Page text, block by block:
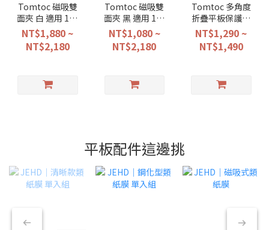
Tomtoc 磁吸雙
面夾 白 適用 11"
iPad Air / 10.9"
iPad Air / 11"
iPad Pro
NT$1,880 ~
NT$2,180
Tomtoc 磁吸雙
面夾 黑 適用 11"
iPad Air / 10.9"
iPad Air / 11"
iPad Pro
NT$1,080 ~
NT$2,180
Tomtoc 多角度
折疊平板保護套
黑
NT$1,290 ~
NT$1,490
平板配件這邊挑